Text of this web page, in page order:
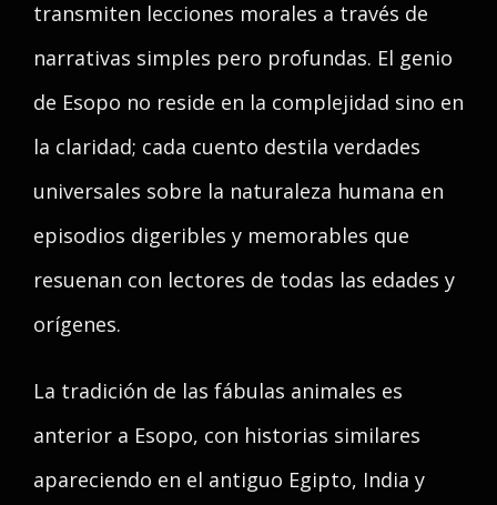
transmiten lecciones morales a través de
narrativas simples pero profundas. El genio
de Esopo no reside en la complejidad sino en
la claridad; cada cuento destila verdades
universales sobre la naturaleza humana en
episodios digeribles y memorables que
resuenan con lectores de todas las edades y
orígenes.
La tradición de las fábulas animales es
anterior a Esopo, con historias similares
apareciendo en el antiguo Egipto, India y